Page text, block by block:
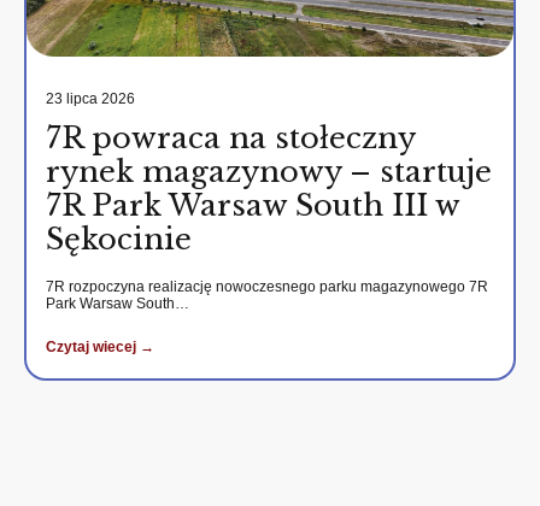
23 lipca 2026
7R powraca na stołeczny
rynek magazynowy – startuje
7R Park Warsaw South III w
Sękocinie
7R rozpoczyna realizację nowoczesnego parku magazynowego 7R
Park Warsaw South…
Czytaj wiecej →